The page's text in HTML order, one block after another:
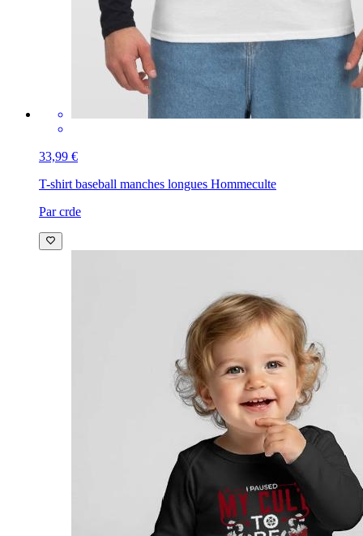
33,99 €
T-shirt baseball manches longues Hommeculte
Par crde